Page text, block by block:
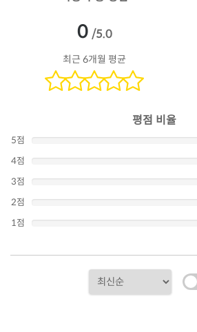
0 /5.0
최근 6개월 평균
평점 비율
5점
4점
3점
2점
1점